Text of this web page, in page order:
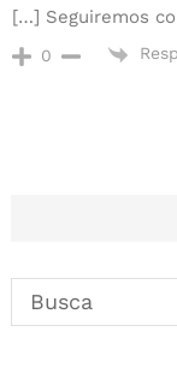
[…] Seguiremos
0